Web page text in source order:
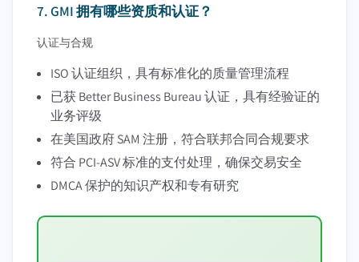
7.GMI 拥有哪些资质和认证？
认证与合规
ISO 认证组织，具有标准化的质量管理流程
已获 Better Business Bureau 认证，具有经验证的
业务评级
在美国政府 SAM 注册，符合联邦合同合规要求
符合 PCI-ASV 标准的支付处理，确保交易安全
DMCA 保护的知识产权和专有研究